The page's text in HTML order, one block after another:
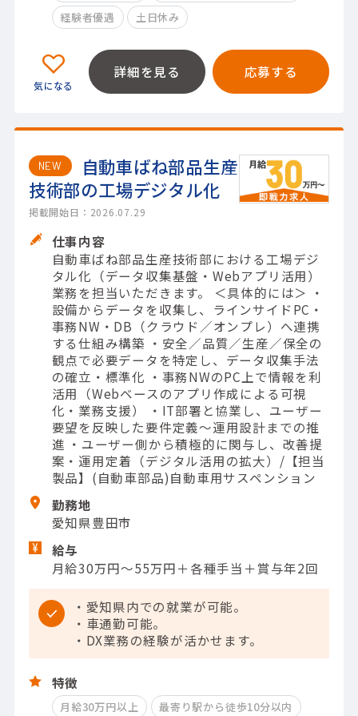
経験者優遇
土日休み
詳細を見る 応募する
NEW
自動車ばね部品生産
技術部の工場デジタル化
掲載開始日：2026.07.29
仕事内容
自動車ばね部品生産技術部における工場デジ
タル化（データ収集基盤・Webアプリ活用）
業務を担当いただきます。 ＜具体的には＞ ・
設備からデータを収集し、ラインサイドPC・
事務NW・DB（クラウド／オンプレ）へ連携
する仕組み構築 ・安全／品質／生産／保全の
観点で必要データを特定し、データ収集手法
の確立・標準化 ・事務NWのPC上で情報を利
活用（Webベースのアプリ作成による可視
化・業務支援） ・IT部署と協業し、ユーザー
要望を反映した要件定義〜運用設計までの推
進 ・ユーザー側から積極的に関与し、改善提
案・運用定着（デジタル活用の拡大）/【担当
製品】(自動車部品)自動車用サスペンション
勤務地
愛知県豊田市
給与
月給30万円～55万円＋各種手当＋賞与年2回
・愛知県内での就業が可能。
・車通勤可能。
・DX業務の経験が活かせます。
特徴
月給30万円以上
最寄り駅から徒歩10分以内